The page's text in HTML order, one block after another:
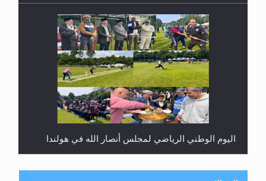
اليوم الوطني الرياضي لمجلس أنصار الله في هولندا